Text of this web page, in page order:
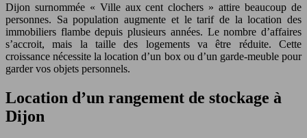
Dijon surnommée « Ville aux cent clochers » attire beaucoup de
personnes. Sa population augmente et le tarif de la location des
immobiliers flambe depuis plusieurs années. Le nombre d’affaires
s’accroit, mais la taille des logements va être réduite. Cette
croissance nécessite la location d’un box ou d’un garde-meuble pour
garder vos objets personnels.
Location d’un rangement de stockage à
Dijon